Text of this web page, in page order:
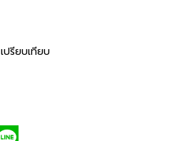
เปรียบเทียบ